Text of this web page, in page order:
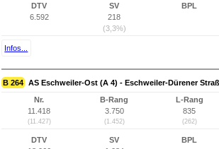
DTV
6.592
SV
218
(3,3%)
BPL
Infos...
B 264 AS Eschweiler-Ost (A 4) - Eschweiler-Dürener
Nr.
11.418
(11.427)
B-Rang
3.750
(1.452)
L-Rang
835
(262)
DTV
SV
BPL